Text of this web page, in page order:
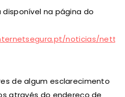
na página do
noticias/
de algum esclarecimento